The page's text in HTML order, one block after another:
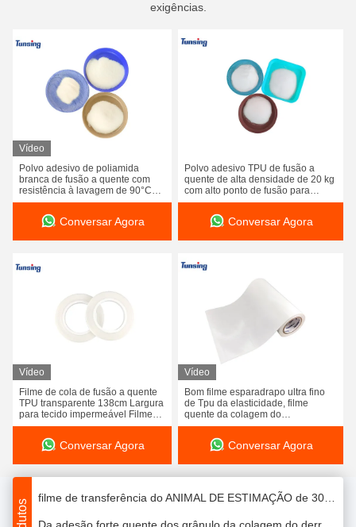
exigências.
Vídeo
Polvo adesivo de poliamida
branca de fusão a quente com
resistência à lavagem de 90°C
para tecidos
Conversar Agora
Polvo adesivo TPU de fusão a
quente de alta densidade de 20 kg
com alto ponto de fusão para
impressão DTF
Conversar Agora
Vídeo
Filme de cola de fusão a quente
TPU transparente 138cm Largura
para tecido impermeável Filme
adesivo de poliuretano
Conversar Agora
Vídeo
Bom filme esparadrapo ultra fino
de Tpu da elasticidade, filme
quente da colagem do
derretimento da sensação macia
Conversar Agora
Filme esparadrapo de lavagem do derretimento quente da resistência para as bolsas da tela de matéria têxtil respiráveis